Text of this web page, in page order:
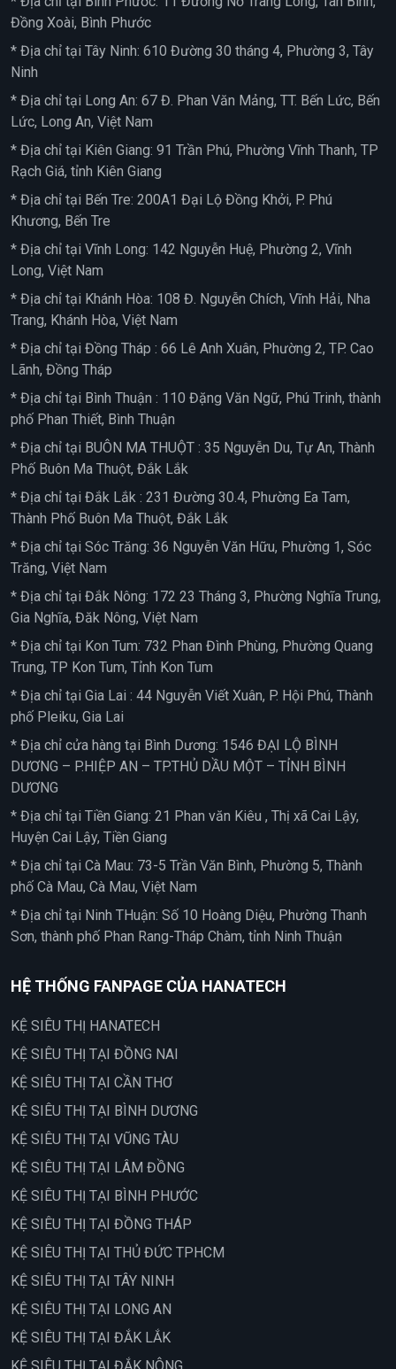
Đồng Xoài, Bình Phước
* Địa chỉ tại Tây Ninh: 610 Đường 30 tháng 4, Phường 3, Tây
Ninh
* Địa chỉ tại Long An: 67 Đ. Phan Văn Mảng, TT. Bến Lức, Bến
Lức, Long An, Việt Nam
* Địa chỉ tại Kiên Giang: 91 Trần Phú, Phường Vĩnh Thanh, TP
Rạch Giá, tỉnh Kiên Giang
* Địa chỉ tại Bến Tre: 200A1 Đại Lộ Đồng Khởi, P. Phú
Khương, Bến Tre
* Địa chỉ tại Vĩnh Long: 142 Nguyễn Huệ, Phường 2, Vĩnh
Long, Việt Nam
* Địa chỉ tại Khánh Hòa: 108 Đ. Nguyễn Chích, Vĩnh Hải, Nha
Trang, Khánh Hòa, Việt Nam
* Địa chỉ tại Đồng Tháp : 66 Lê Anh Xuân, Phường 2, TP. Cao
Lãnh, Đồng Tháp
* Địa chỉ tại Bình Thuận : 110 Đặng Văn Ngữ, Phú Trinh, thành
phố Phan Thiết, Bình Thuận
* Địa chỉ tại BUÔN MA THUỘT : 35 Nguyễn Du, Tự An, Thành
Phố Buôn Ma Thuột, Đắk Lắk
* Địa chỉ tại Đắk Lắk : 231 Đường 30.4, Phường Ea Tam,
Thành Phố Buôn Ma Thuột, Đắk Lắk
* Địa chỉ tại Sóc Trăng: 36 Nguyễn Văn Hữu, Phường 1, Sóc
Trăng, Việt Nam
* Địa chỉ tại Đắk Nông: 172 23 Tháng 3, Phường Nghĩa Trung,
Gia Nghĩa, Đăk Nông, Việt Nam
* Địa chỉ tại Kon Tum: 732 Phan Đình Phùng, Phường Quang
Trung, TP Kon Tum, Tỉnh Kon Tum
* Địa chỉ tại Gia Lai : 44 Nguyễn Viết Xuân, P. Hội Phú, Thành
phố Pleiku, Gia Lai
* Địa chỉ cửa hàng tại Bình Dương: 1546 ĐẠI LỘ BÌNH
DƯƠNG – P.HIỆP AN – TP.THỦ DẦU MỘT – TỈNH BÌNH
DƯƠNG
* Địa chỉ tại Tiền Giang: 21 Phan văn Kiêu , Thị xã Cai Lậy,
Huyện Cai Lậy, Tiền Giang
* Địa chỉ tại Cà Mau: 73-5 Trần Văn Bình, Phường 5, Thành
phố Cà Mau, Cà Mau, Việt Nam
* Địa chỉ tại Ninh THuận: Số 10 Hoàng Diệu, Phường Thanh
Sơn, thành phố Phan Rang-Tháp Chàm, tỉnh Ninh Thuận
HỆ THỐNG FANPAGE CỦA HANATECH
KỆ SIÊU THỊ HANATECH
KỆ SIÊU THỊ TẠI ĐỒNG NAI
KỆ SIÊU THỊ TẠI CẦN THƠ
KỆ SIÊU THỊ TẠI BÌNH DƯƠNG
KỆ SIÊU THỊ TẠI VŨNG TÀU
KỆ SIÊU THỊ TẠI LÂM ĐỒNG
KỆ SIÊU THỊ TẠI BÌNH PHƯỚC
KỆ SIÊU THỊ TẠI ĐỒNG THÁP
KỆ SIÊU THỊ TẠI THỦ ĐỨC TPHCM
KỆ SIÊU THỊ TẠI TÂY NINH
KỆ SIÊU THỊ TẠI LONG AN
KỆ SIÊU THỊ TẠI ĐẮK LẮK